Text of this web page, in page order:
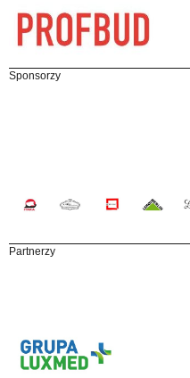
Sponsorzy
Partnerzy